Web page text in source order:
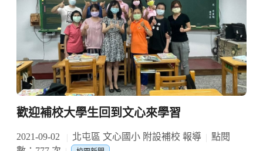
歡迎補校大學生回到文心來學習
2021-09-02 北屯區 文心國小 附設補校 報導
點閱